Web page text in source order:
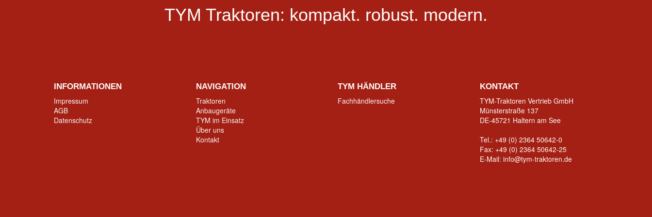
TYM Traktoren: kompakt. robust. modern.
INFORMATIONEN
Impressum
AGB
Datenschutz
NAVIGATION
Traktoren
Anbaugeräte
TYM im Einsatz
Über uns
Kontakt
TYM HÄNDLER
Fachhändlersuche
KONTAKT
TYM-Traktoren Vertrieb GmbH
Münsterstraße 137
DE-45721 Haltern am See
Tel.: +49 (0) 2364 50642-0
Fax: +49 (0) 2364 50642-25
E-Mail: info@tym-traktoren.de